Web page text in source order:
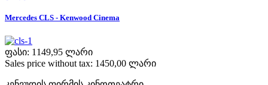
Mercedes CLS - Kenwood Cinema
ფასი: 1149,95 ლარი
Sales price without tax: 1450,00 ლარი